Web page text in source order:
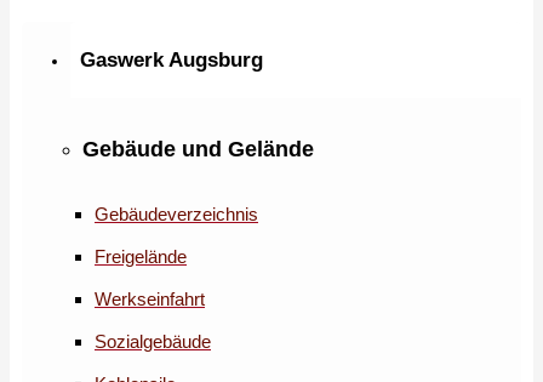
Gaswerk Augsburg
Gebäude und Gelände
Gebäudeverzeichnis
Freigelände
Werkseinfahrt
Sozialgebäude